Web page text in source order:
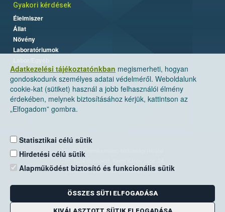
Adatkezelési tájékoztatónkban megismerheti, hogyan
gondoskodunk személyes adatai védelméről. Weboldalunk
cookie-kat (sütiket) használ a jobb felhasználói élmény
érdekében, melynek biztosításához kérjük, kattintson az
„Elfogadom” gombra.
Statisztikai célú sütik
Hirdetési célú sütik
Alapműködést biztosító és funkcionális sütik
ÖSSZES SÜTI ELFOGADÁSA
Gyakori kérdések
Élelmiszer
Állat
Növény
Laboratóriumok
Nemzeti Élelmiszerlánc-biztonsági Hivatal
Levelezési cím: 1525 Budapest. Pf. 30.
E-mail:ugyfelszolgalat@nebih.gov.hu
Zöld szám: 06-80/263-244